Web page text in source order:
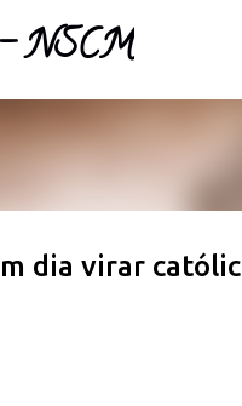
- NSCM
dia virar